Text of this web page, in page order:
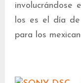
involucrándose
los es el día
para los